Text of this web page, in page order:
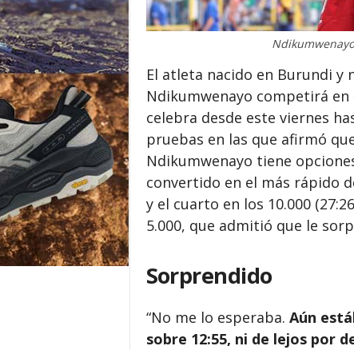
El atleta nacido en Burundi y
Ndikumwenayo competirá en
celebra desde este viernes
pruebas en las que afirmó
Ndikumwenayo tiene
convertido en el más rápido
y el cuarto en los 10.000
5.000, que admitió que le
Sorprendido
“No me lo esperaba. Aún
sobre 12:55, ni de lejos por